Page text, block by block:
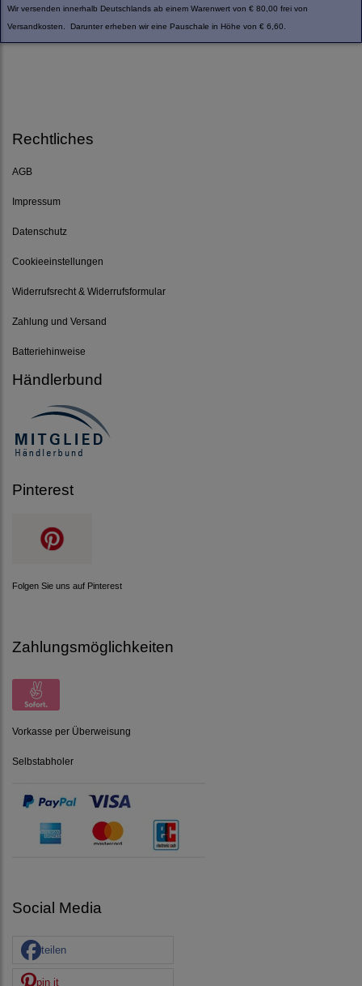
Wir versenden innerhalb Deutschlands ab einem Warenwert von € 80,00 frei von
Versandkosten. Darunter erheben wir eine Pauschale in Höhe von € 6,60.
Rechtliches
AGB
Impressum
Datenschutz
Cookieeinstellungen
Widerrufsrecht & Widerrufsformular
Zahlung und Versand
Batteriehinweise
Händlerbund
Pinterest
Folgen Sie uns auf Pinterest
Zahlungsmöglichkeiten
Vorkasse per Überweisung
Selbstabholer
Social Media
teilen
pin it